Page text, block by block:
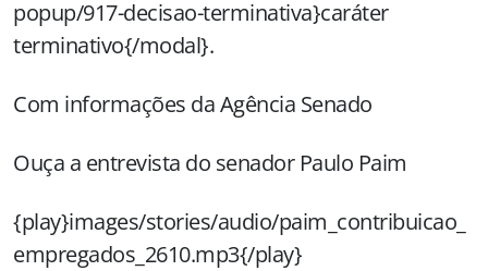
popup/917-decisao-terminativa}caráter
terminativo{/modal}.
Com informações da Agência Senado
Ouça a entrevista do senador Paulo Paim
{play}images/stories/audio/paim_contribuicao_
empregados_2610.mp3{/play}